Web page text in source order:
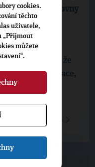
sněmovny
vzpomněl, že
situace,
cookies.
těchto
uživatele,
„Přijmout
můžete